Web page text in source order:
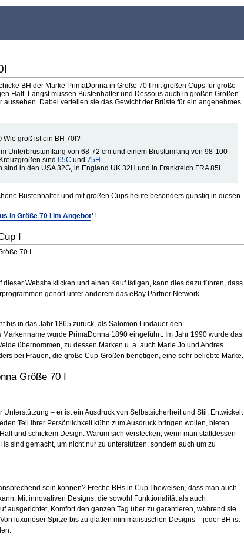
BH der Marke PrimaDonna in Größe 70 I mit großen Cups für große
Halt. Längst müssen Büstenhalter und Dessous auch in großen Größen
Dabei verteilen sie das Gewicht der Brüste für ein angenehmes
groß ist ein BH 70I?
Unterbrustumfang von 68-72 cm und einem Brustumfang von 98-100
sind65C und75H
in den USA 32G, in England UK 32H und in Frankreich FRA 85I.
Büstenhalter und mit großen Cups heute besonders günstig in diesen
in Größe 70 I im Angebot*!
I
70 I
Website klicken und einen Kauf tätigen, kann dies dazu führen, dass
gehört unter anderem das eBay Partner Network.
bis in das Jahr 1865 zurück, als Salomon Lindauer den
wurde PrimaDonna 1890 eingeführt. Im Jahr 1990 wurde das
übernommen, zu dessen Marken u. a. auch Marie Jo und Andres
bei Frauen, die große Cup-Größen benötigen, eine sehr beliebte Marke.
Größe 70 I
– er ist ein Ausdruck von Selbstsicherheit und Stil. Entwickelt
Teil ihrer Persönlichkeit kühn zum Ausdruck bringen wollen, bieten
und schickem Design. Warum sich verstecken, wenn man stattdessen
sind gemacht, um nicht nur zu unterstützen, sondern auch um zu
sein können? Freche BHs in Cup I beweisen, dass man auch
Mit innovativen Designs, die sowohl Funktionalität als auch
ausgerichtet, Komfort den ganzen Tag über zu garantieren, während sie
luxuriöser Spitze bis zu glatten minimalistischen Designs – jeder BH ist